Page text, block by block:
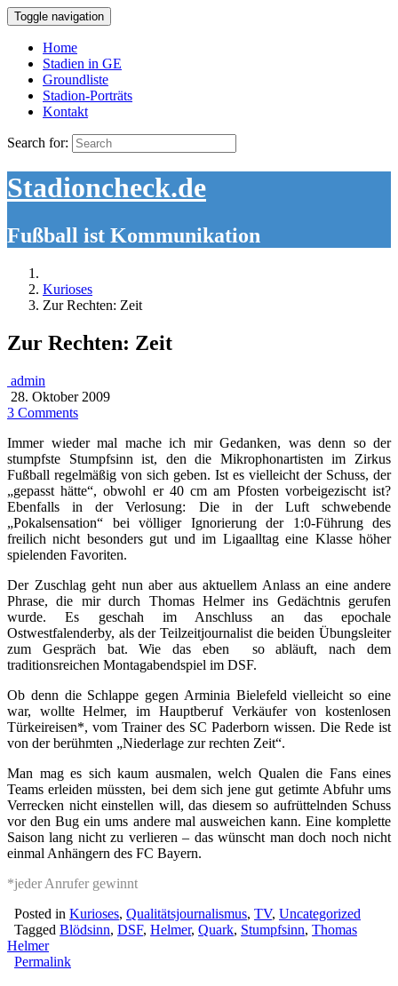
Toggle navigation
Home
Stadien in GE
Groundliste
Stadion-Porträts
Kontakt
Search for:
Stadioncheck.de
Fußball ist Kommunikation
Kurioses
Zur Rechten: Zeit
Zur Rechten: Zeit
admin
28. Oktober 2009
3 Comments
Immer wieder mal mache ich mir Gedanken, was denn so der
stumpfste Stumpfsinn ist, den die Mikrophonartisten im Zirkus
Fußball regelmäßig von sich geben. Ist es vielleicht der Schuss, der
„gepasst hätte“, obwohl er 40 cm am Pfosten vorbeigezischt ist?
Ebenfalls in der Verlosung: Die in der Luft schwebende
„Pokalsensation“ bei völliger Ignorierung der 1:0-Führung des
freilich nicht besonders gut und im Ligaalltag eine Klasse höher
spielenden Favoriten.
Der Zuschlag geht nun aber aus aktuellem Anlass an eine andere
Phrase, die mir durch Thomas Helmer ins Gedächtnis gerufen
wurde. Es geschah im Anschluss an das epochale
Ostwestfalenderby, als der Teilzeitjournalist die beiden Übungsleiter
zum Gespräch bat. Wie das eben so abläuft, nach dem
traditionsreichen Montagabendspiel im DSF.
Ob denn die Schlappe gegen Arminia Bielefeld vielleicht so eine
war, wollte Helmer, im Hauptberuf Verkäufer von kostenlosen
Türkeireisen*, vom Trainer des SC Paderborn wissen. Die Rede ist
von der berühmten „Niederlage zur rechten Zeit“.
Man mag es sich kaum ausmalen, welch Qualen die Fans eines
Teams erleiden müssten, bei dem sich jene gut getimte Abfuhr ums
Verrecken nicht einstellen will, das diesem so aufrüttelnden Schuss
vor den Bug ein ums andere mal ausweichen kann. Eine komplette
Saison lang nicht zu verlieren – das wünscht man doch noch nicht
einmal Anhängern des FC Bayern.
*jeder Anrufer gewinnt
Posted in Kurioses, Qualitätsjournalismus, TV, Uncategorized
Tagged Blödsinn, DSF, Helmer, Quark, Stumpfsinn, Thomas
Helmer
Permalink